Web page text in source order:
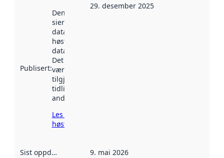
Publisert:
Denne datoen
sier når
datasettet ble
høstet av
data.norge.no.
Det kan ha
vært
tilgjengelig
tidligere
andre steder.
Les mer om
høsting her
29. desember 2025
Sist oppdatert 9. mai 2026